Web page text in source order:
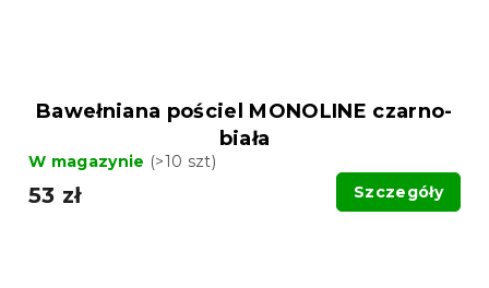
Bawełniana pościel MONOLINE czarno-
biała
W magazynie (>10 szt)
53 zł Szczegóły